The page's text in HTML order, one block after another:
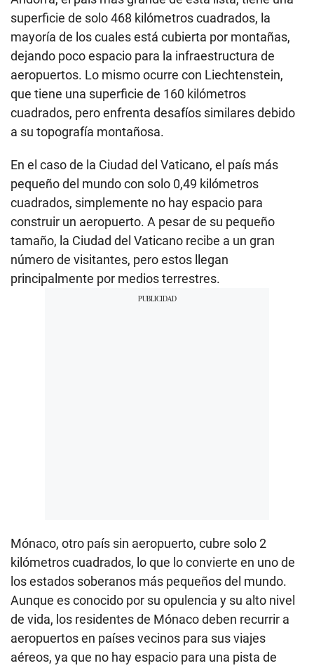
superficie de solo 468 kilómetros cuadrados, la
mayoría de los cuales está cubierta por montañas,
dejando poco espacio para la infraestructura de
aeropuertos. Lo mismo ocurre con Liechtenstein,
que tiene una superficie de 160 kilómetros
cuadrados, pero enfrenta desafíos similares debido
a su topografía montañosa.
En el caso de la Ciudad del Vaticano, el país más
pequeño del mundo con solo 0,49 kilómetros
cuadrados, simplemente no hay espacio para
construir un aeropuerto. A pesar de su pequeño
tamaño, la Ciudad del Vaticano recibe a un gran
número de visitantes, pero estos llegan
principalmente por medios terrestres.
Mónaco, otro país sin aeropuerto, cubre solo 2
kilómetros cuadrados, lo que lo convierte en uno de
los estados soberanos más pequeños del mundo.
Aunque es conocido por su opulencia y su alto nivel
de vida, los residentes de Mónaco deben recurrir a
aeropuertos en países vecinos para sus viajes
aéreos, ya que no hay espacio para una pista de